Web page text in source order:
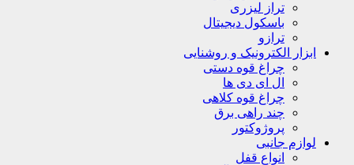
تراز لیزری
باسکول دیجیتال
ترازو
ابزار الکترونیک و روشنایی
چراغ قوه دستی
ال ای دی ها
چراغ قوه کلاهی
چند راهی برق
پروژوکتور
لوازم جانبی
انواع قفل